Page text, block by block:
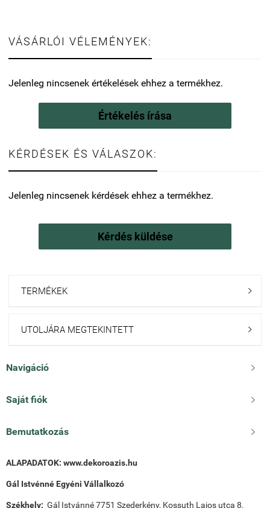
VÁSÁRLÓI VÉLEMÉNYEK:
Jelenleg nincsenek értékelések ehhez a termékhez.
Értékelés írása
KÉRDÉSEK ÉS VÁLASZOK:
Jelenleg nincsenek kérdések ehhez a termékhez.
Kérdés küldése
TERMÉKEK 
UTOLJÁRA MEGTEKINTETT 
Navigáció 
Saját fiók 
Bemutatkozás 
ALAPADATOK: www.dekoroazis.hu
Gál Istvénné Egyéni Vállalkozó
Székhely: Gál Istvánné 7751 Szederkény, Kossuth Lajos utca 8.